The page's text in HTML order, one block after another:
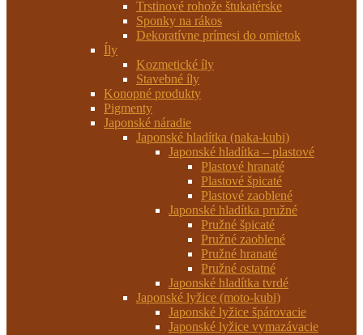
Trstinové rohože štukatérske
Sponky na rákos
Dekoratívne prímesi do omietok
Íly
Kozmetické íly
Stavebné íly
Konopné produkty
Pigmenty
Japonské náradie
Japonské hladítka (naka-kubi)
Japonské hladítka – plastové
Plastové hranaté
Plastové špicaté
Plastové zaoblené
Japonské hladítka pružné
Pružné špicaté
Pružné zaoblené
Pružné hranaté
Pružné ostatné
Japonské hladítka tvrdé
Japonské lyžice (moto-kubi)
Japonské lyžice špárovacie
Japonské lyžice vymazávacie